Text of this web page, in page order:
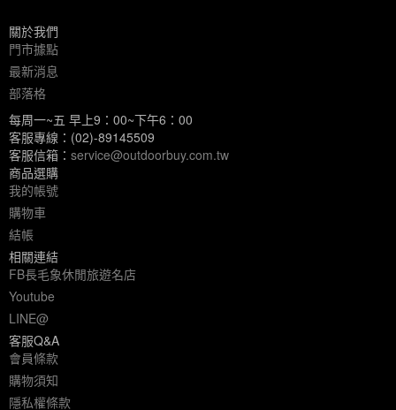
關於我們
門市據點
最新消息
部落格
每周一~五 早上9：00~下午6：00
客服專線：(02)-89145509
客服信箱： service@outdoorbuy.com.tw
商品選購
我的帳號
購物車
結帳
相關連結
FB長毛象休閒旅遊名店
Youtube
LINE@
客服Q&A
會員條款
購物須知
隱私權條款